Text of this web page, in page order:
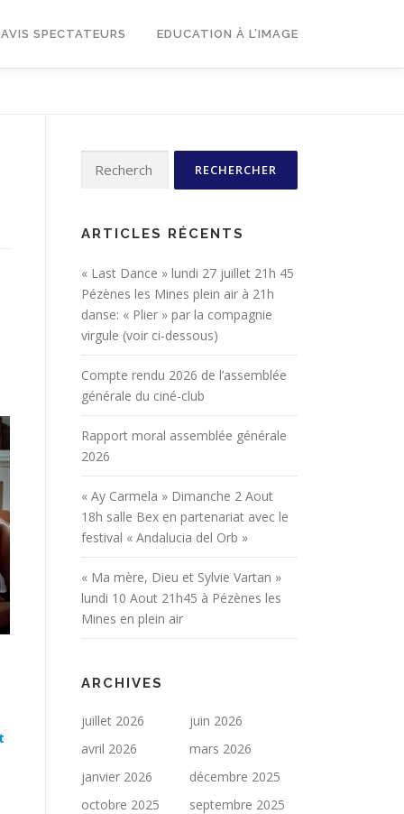
AVIS SPECTATEURS EDUCATION À L’IMAGE
ARTICLES RÉCENTS
« Last Dance » lundi 27 juillet 21h 45
Pézènes les Mines plein air à 21h
danse: « Plier » par la compagnie
virgule (voir ci-dessous)
Compte rendu 2026 de l’assemblée
générale du ciné-club
Rapport moral assemblée générale
2026
« Ay Carmela » Dimanche 2 Aout
18h salle Bex en partenariat avec le
festival « Andalucia del Orb »
« Ma mère, Dieu et Sylvie Vartan »
lundi 10 Aout 21h45 à Pézènes les
Mines en plein air
ARCHIVES
juillet 2026
juin 2026
avril 2026
mars 2026
janvier 2026
décembre 2025
octobre 2025
septembre 2025